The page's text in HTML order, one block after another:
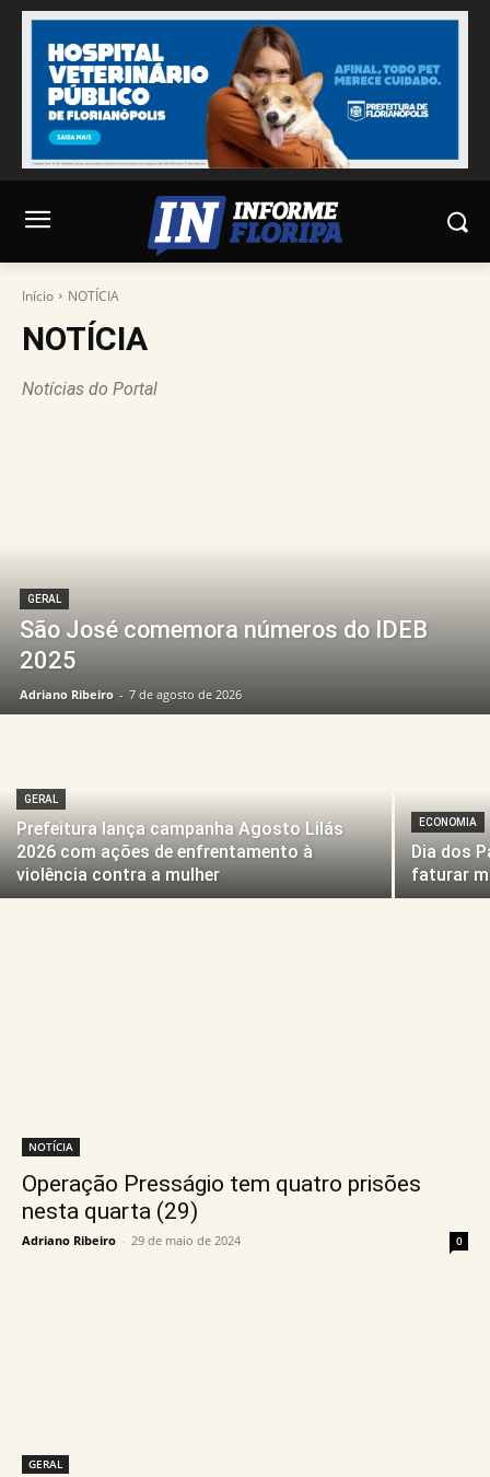
Início NOTÍCIA
NOTÍCIA
Notícias do Portal
GERAL
São José comemora números do IDEB
2025
Adriano Ribeiro - 7 de agosto de 2026
GERAL
Prefeitura lança campanha Agosto Lilás
2026 com ações de enfrentamento à
violência contra a mulher
ECONOMIA
Dia dos
faturar
NOTÍCIA
Operação Presságio tem quatro prisões
nesta quarta (29)
Adriano Ribeiro - 29 de maio de 2024 0
GERAL